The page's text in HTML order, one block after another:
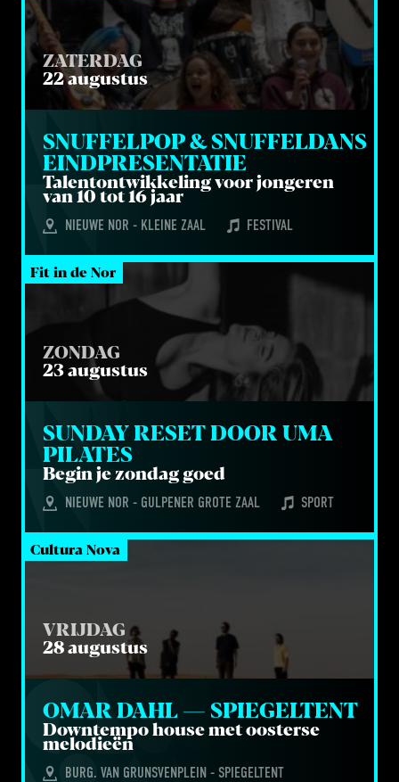
ZATERDAG
22 augustus
SNUF­FEL­POP & SNUF­FEL­DANS
EINDPRESENTATIE
Talen­t­ont­wik­ke­ling voor jon­ge­ren
van 10 tot16jaar
NIEUWE NOR - KLEINE ZAAL FESTIVAL
Fit in de Nor
ZONDAG
23 augustus
SUN­DAY RESET DOOR UMA
PILATES
Begin je zon­dag goed
NIEUWE NOR - GULPENER GROTE ZAAL SPORT
Cultura Nova
VRIJDAG
28 augustus
OMAR DAHL — SPIEGELTENT
Down­tem­po hou­se met oos­ter­se
melodieën
BURG. VAN GRUNSVENPLEIN - SPIEGELTENT